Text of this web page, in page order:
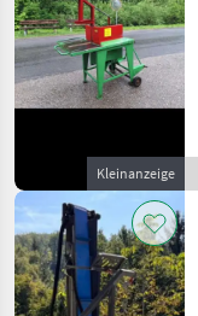
Kleinanzeige